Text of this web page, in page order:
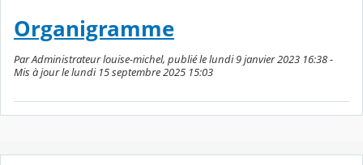
Organigramme
Par Administrateur louise-michel, publié le lundi 9 janvier 2023 16:38 -
Mis à jour le lundi 15 septembre 2025 15:03